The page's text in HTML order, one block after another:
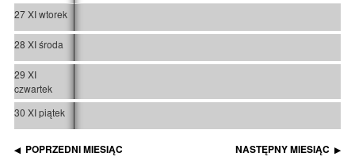
27 XI wtorek
28 XI środa
29 XI
czwartek
30 XI piątek
◀ POPRZEDNI MIESIĄC NASTĘPNY MIESIĄC ▶